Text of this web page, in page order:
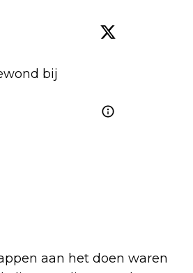
bij
aan het doen waren